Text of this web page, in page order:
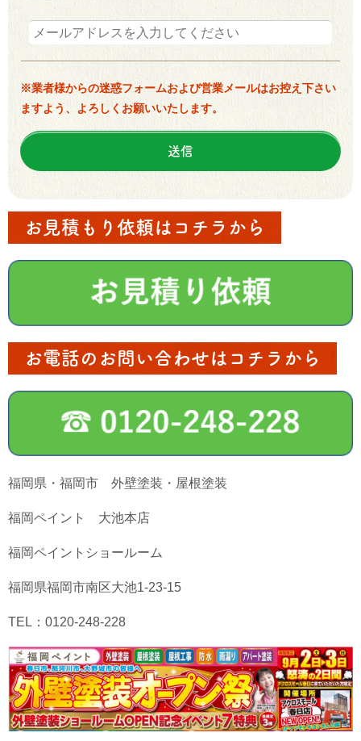
※業者様からの迷惑フォームおよび営業メールはお控え下さい
ますよう、よろしくお願いいたします。
お見積もり依頼はコチラから
お電話のお問い合わせはコチラから
福岡県・福岡市 外壁塗装・屋根塗装
福岡ペイント 大池本店
福岡ペイントショールーム
福岡県福岡市南区大池1-23-15
TEL：0120-248-228